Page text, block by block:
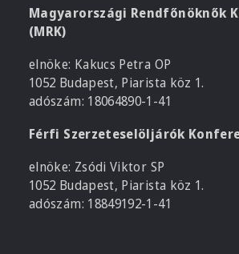
Magyarországi Rendfőnöknők
(MRK)
elnöke: Kakucs Petra OP
1052 Budapest, Piarista köz 1.
adószám: 18064890-1-41
Férfi Szerzeteselöljárók
elnöke: Zsódi Viktor SP
1052 Budapest, Piarista köz 1.
adószám: 18849192-1-41